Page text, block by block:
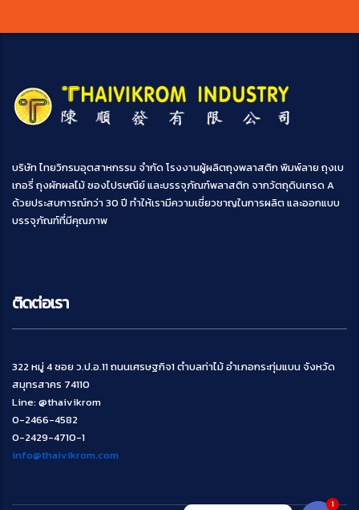
บริษัท ไทยวิกรมอุตสาหกรรม จำกัด โรงงานผู้ผลิตถุงพลาสติก พิมพ์ลาย ถุงเบ
เกอรี่ ถุงผักผลไม้ ซองไปรษณีย์ และบรรจุภัณฑ์พลาสติก จากวัตถุดิบเกรด A
ด้วยประสบการณ์กว่า 30 ปี ทำให้เรามีความเชี่ยวชาญในการผลิต และออกแบบ
บรรจุภัณฑ์ที่มีคุณภาพ
ติดต่อเรา
322 หมู่ 4 ซอย ว.ป.อ.11 ถนนเศรษฐกิจ1 ตำบลท่าไม้ อำเภอกระทุ่มแบน จังหวัด
สมุทรสาคร 74110
Line: @thaivikrom
0-2466-4582
0-2429-4710-1
info@thaivikrom.com
1